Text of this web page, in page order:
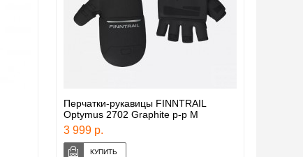
Перчатки-рукавицы FINNTRAIL
Optymus 2702 Graphite р-р М
3 999 р.